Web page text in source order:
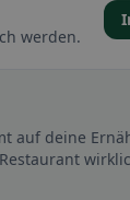
werden.
auf deine